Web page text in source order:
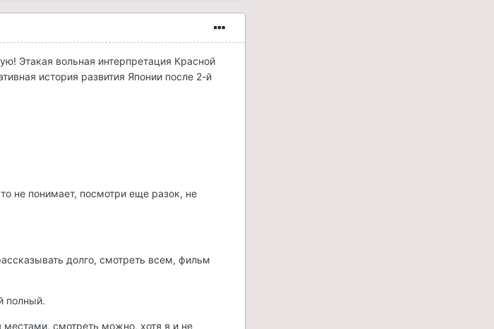
Этакая вольная интерпретация Красной
история развития Японии после 2-й
не понимает, посмотри еще разок, не
долго, смотреть всем, фильм
полный.
местами, смотреть можно, хотя я и не